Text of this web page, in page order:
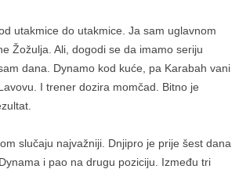
utakmice do utakmice. Ja sam uglavnom
Žožulja. Ali, dogodi se da imamo seriju
dana. Dynamo kod kuće, pa Karabah vani
I trener dozira momčad. Bitno je
slučaju najvažniji. Dnjipro je prije šest dana
i pao na drugu poziciju. Između tri